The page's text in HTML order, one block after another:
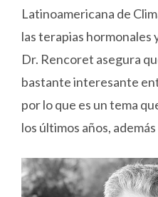
Latinoamericana de
las terapias hormonales
Dr. Rencoret asegura
bastante interesante
por lo que es un tema
los últimos años,